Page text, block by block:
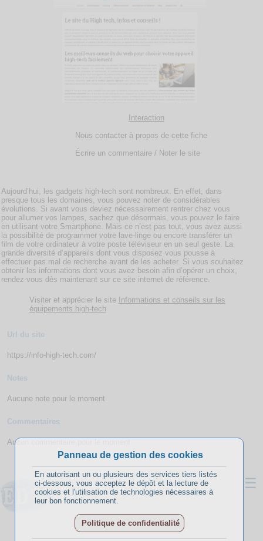
Interaction
Nous contacter à propos de cette fiche
Écrire un commentaire / Noter le site
Aujourd’hui, les gadgets high-tech sont nombreux. En effet, dans
presque tous les domaines, vous pouvez noter de considérables
évolutions. Si avant vous deviez nécessairement rentrer chez vous
pour allumer vos lampes, sachez que désormais, vous pouvez le faire
en utilisant votre Smartphone. Mais ce n’est pas tout, vous avez aussi
la possibilité de programmer votre lave-linge ou encore transférer un
film de votre ordinateur à votre poste téléviseur en un seul geste. La
grande diversité d’appareils dont vous disposez vous pousse à
effectuer pas mal de recherche avant de les acheter. Si vous souhaitez
obtenir les informations dont vous avez besoin afin d’opérer un choix,
rendez-vous dès maintenant sur ce site internet de référence.
Visiter et apprécier le site Informations et conseils sur les
équipements high-tech
Url du site
https://info-high-tech.com/
Notes
Aucune note pour le moment
Commentaires
Aucun commentaire pour le moment
☰
Panneau de gestion des cookies
En autorisant un ou plusieurs des services tiers listés
ci-dessous, vous acceptez le dépôt et la lecture de
cookies et l'utilisation de technologies nécessaires à
leur bon fonctionnement.
Politique de confidentialité